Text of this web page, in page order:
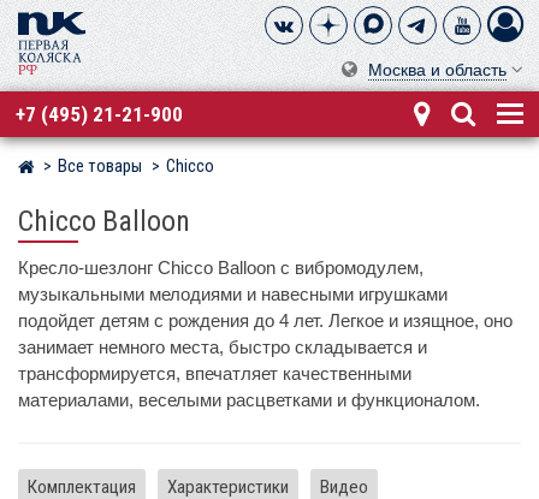
Москва и область
+7 (495) 21-21-900
Магазин детских колясок
Все товары Chicco
Chicco Balloon
Кресло-шезлонг Chicco Balloon с вибромодулем,
музыкальными мелодиями и навесными игрушками
подойдет детям с рождения до 4 лет. Легкое и изящное, оно
занимает немного места, быстро складывается и
трансформируется, впечатляет качественными
материалами, веселыми расцветками и функционалом.
Комплектация Характеристики Видео